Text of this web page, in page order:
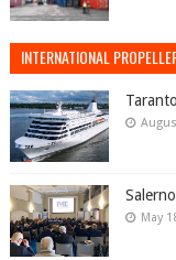
INTERNATIONAL
May